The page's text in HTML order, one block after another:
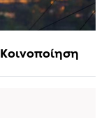
Κοινοποίηση